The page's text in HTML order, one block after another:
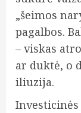
„šeimos
pagalbos.
– viskas
ar duktė, o
iliuzija.